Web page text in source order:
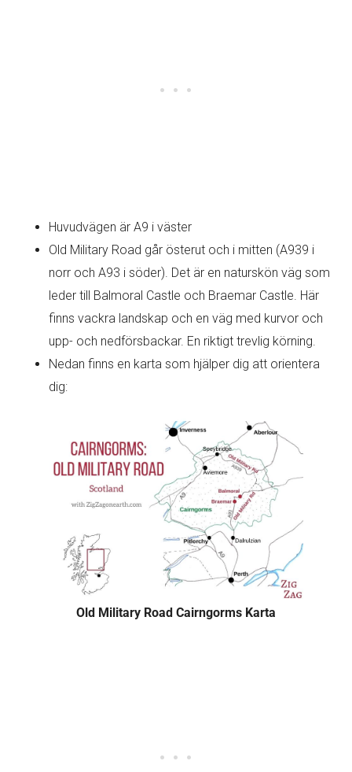
Huvudvägen är A9 i väster
Old Military Road går österut och i mitten (A939 i
norr och A93 i söder). Det är en naturskön väg som
leder till Balmoral Castle och Braemar Castle. Här
finns vackra landskap och en väg med kurvor och
upp- och nedförsbackar. En riktigt trevlig körning.
Nedan finns en karta som hjälper dig att orientera
dig:
Old Military Road Cairngorms Karta